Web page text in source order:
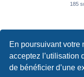
En poursuivant votre
acceptez l’utilisation
de bénéficier d’une
185
PERMISSIONS DU FORUM
Vousne pouvez paspublier de
Vousne pouvez pasrépondre
Vousne pouvez pasmodifier vos
supprimer